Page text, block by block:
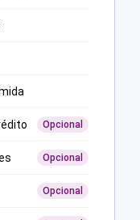
Opcional
Opcional
Opcional